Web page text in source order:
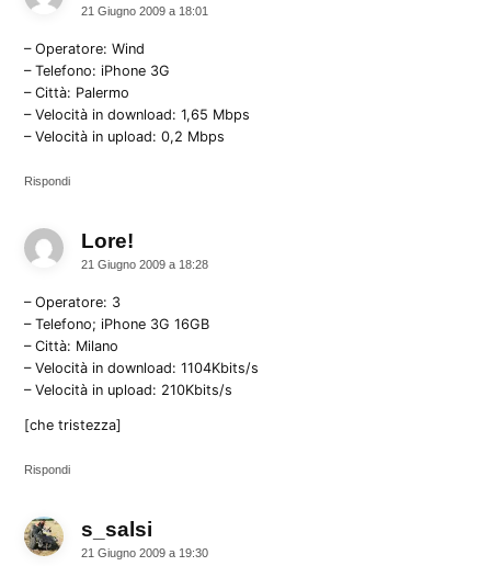
21 Giugno 2009 a 18:01
– Operatore: Wind
– Telefono: iPhone 3G
– Città: Palermo
– Velocità in download: 1,65 Mbps
– Velocità in upload: 0,2 Mbps
Rispondi
Lore!
21 Giugno 2009 a 18:28
– Operatore: 3
– Telefono; iPhone 3G 16GB
– Città: Milano
– Velocità in download: 1104Kbits/s
– Velocità in upload: 210Kbits/s
[che tristezza]
Rispondi
s_salsi
21 Giugno 2009 a 19:30